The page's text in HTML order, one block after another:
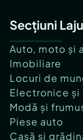
Secțiuni
Auto, moto și
Imobiliare
Locuri de
Electronice
Modă și
Piese auto
Casă și